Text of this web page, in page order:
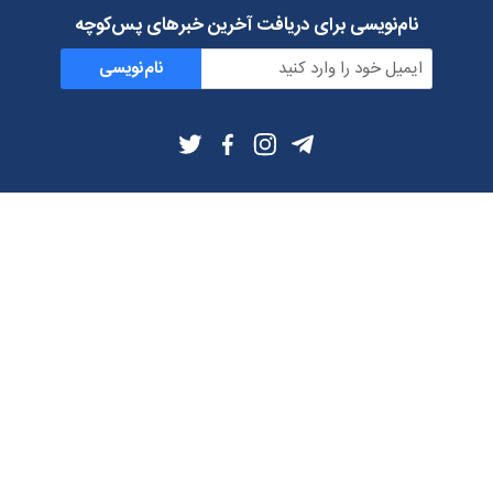
نام‌نویسی برای دریافت آخرین خبرهای پس‌کوچه
نام‌نویسی